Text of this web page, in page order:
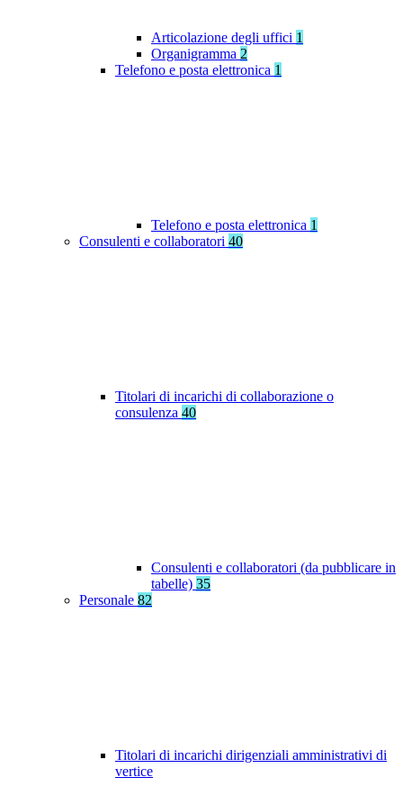
Articolazione degli uffici 1
Organigramma 2
Telefono e posta elettronica 1
Telefono e posta elettronica 1
Consulenti e collaboratori 40
Titolari di incarichi di collaborazione o
consulenza 40
Consulenti e collaboratori (da pubblicare in
tabelle) 35
Personale 82
Titolari di incarichi dirigenziali amministrativi di
vertice